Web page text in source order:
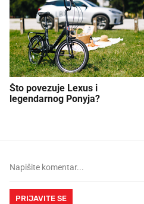
Što povezuje Lexus i
legendarnog Ponyja?
PRIJAVITE SE